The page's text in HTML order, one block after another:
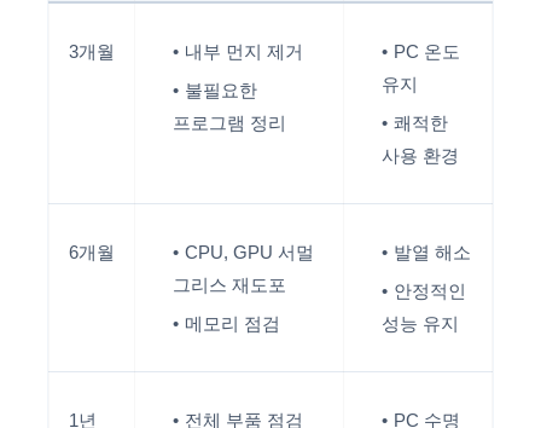
3개월
내부 먼지 제거
불필요한
프로그램 정리
PC 온도
유지
쾌적한
사용 환경
6개월
CPU, GPU 서멀
그리스 재도포
메모리 점검
발열 해소
안정적인
성능 유지
1년
전체 부품 점검
PC 수명